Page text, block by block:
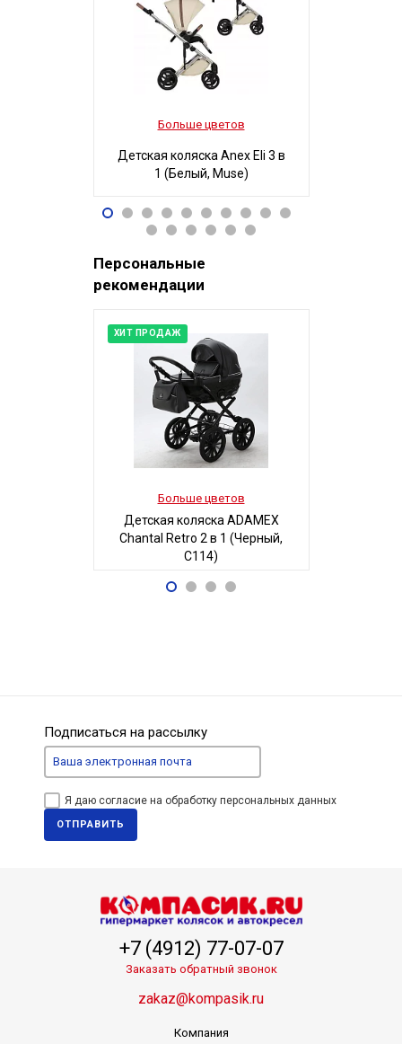
Больше цветов
Детская коляска Anex Eli 3 в
1 (Белый, Muse)
96 490Р
Персональные
рекомендации
ХИТ ПРОДАЖ
Больше цветов
Детская коляска ADAMEX
Chantal Retro 2 в 1 (Черный,
C114)
68 700 Р
Подписаться на рассылку
Я даю согласие на обработку персональных данных
ОТПРАВИТЬ
+7 (4912) 77-07-07
Заказать обратный звонок
zakaz@kompasik.ru
Компания